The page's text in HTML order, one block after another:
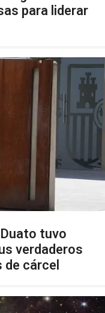
para liderar
tuvo
verdaderos
de cárcel